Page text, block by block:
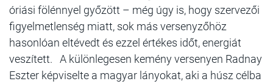
óriási fölénnyel győzött – még úgy is, hogy szervezői
figyelmetlenség miatt, sok más versenyzőhöz
hasonlóan eltévedt és ezzel értékes időt, energiát
veszített. A különlegesen kemény versenyen Radnay
Eszter képviselte a magyar lányokat, aki a húsz célba